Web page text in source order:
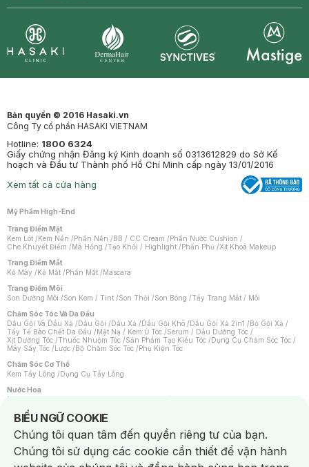
Bản quyền © 2016 Hasaki.vn
Công Ty cổ phần HASAKI VIETNAM
Hotline: 1800 6324
Giấy chứng nhận Đăng ký Kinh doanh số 0313612829 do Sở Kế
hoạch và Đầu tư Thành phố Hồ Chí Minh cấp ngày 13/01/2016
Xem tất cả cửa hàng
Mỹ Phẩm High-End
Trang Điểm Mặt
Kem Lót /Kem Nền /Phấn Nền /BB / CC Cream /Phấn Nước Cushion /
Che Khuyết Điểm /Má Hồng /Tạo Khối / Highlight /Phấn Phủ /Xịt Khoá Makeup
Trang Điểm Mắt
Kẻ Mày /Kẻ Mắt /Phấn Mắt /Mascara
Trang Điểm Môi
Son Dưỡng Môi /Son Kem / Tint /Son Thỏi /Son Bóng /Tẩy Trang Mắt / Môi
Chăm Sóc Tóc Và Da Đầu
Dầu Gội Và Dầu Xả /Dầu Gội /Dầu Xả /Dầu Gội Khô /Dầu Gội Xả 2in1 /Bộ Gội Xả /
Tẩy Tế Bào Chết Da Đầu /Mặt Nạ / Kem Ủ Tóc /Serum / Dầu Dưỡng Tóc /
Xịt Dưỡng Tóc /Thuốc Nhuộm Tóc /Sản Phẩm Tạo Kiểu Tóc /Dụng Cụ Chăm Sóc Tóc /
Máy Sấy Tóc /Lược /Bộ Chăm Sóc Tóc /Phụ Kiện Tóc
Chăm Sóc Cơ Thể
Kem Tẩy Lông /Dụng Cụ Tẩy Lông
Nước Hoa
Nước Hoa Nữ
Chăm Sóc Cá Nhân
Chống Muỗi /Khẩu Trang /Máy Massage/Mặt Nạ Xông Hơi /Nước Rửa Tay/
Sản Phẩm Chăm Sóc Khác /Bàn Chải Đánh Răng /Bàn Chải Điện/
Hỗ Trợ Trắng Răng/Kem Đánh Răng /Máy Tăm Nước/ Nước Súc Miệng/
Tăm / Chỉ Nha Khoa/ Xịt Thơm Miệng / Dung Dịch Vệ Sinh/Dưỡng Vùng Kín/
BIỂU NGỮ COOKIE
Notice about cookies usage
Chúng tôi quan tâm đến quyền riêng tư của bạn.
Chúng tôi sử dụng các cookie cần thiết để vận hành